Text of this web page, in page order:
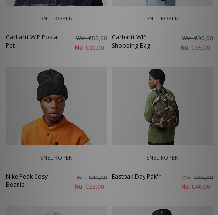
SNEL KOPEN
Carhartt WIP Postal
Pet
Was€55,00
Nu €30,00
SNEL KOPEN
Carhartt WIP
Shopping Bag
Was€90,00
Nu €55,00
SNEL KOPEN
Nike Peak Cosy
Beanie
Was€40,00
Nu €25,00
SNEL KOPEN
Eastpak Day Pak'r Was€65,00
Nu €40,00